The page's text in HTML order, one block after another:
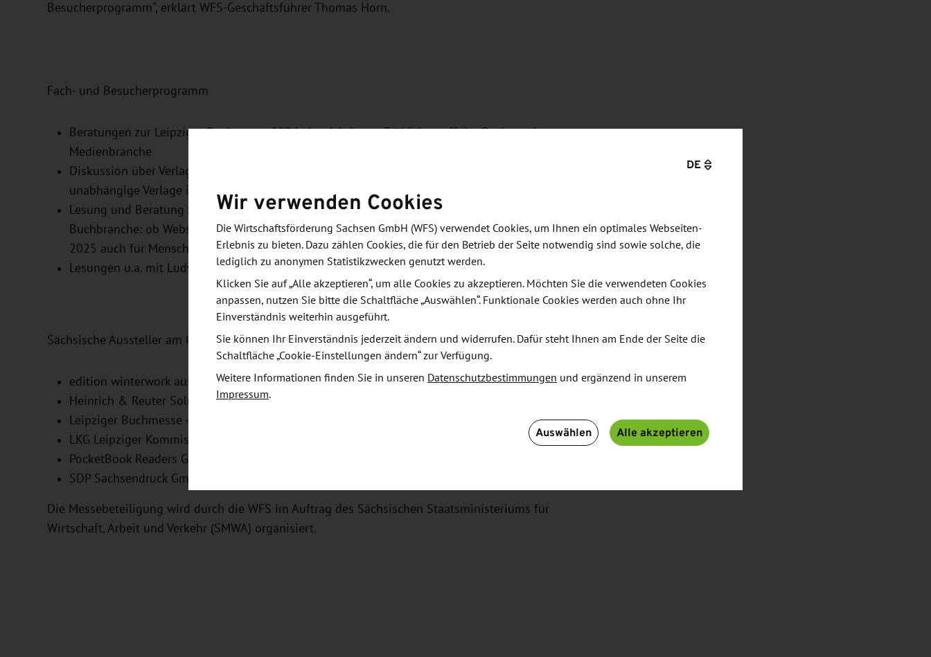
Besucherprogramm", erklärt WFS-Geschäftsführer Thomas Horn.
Fach- und Besucherprogramm
Beratungen zur Leipziger Buchmesse 2024 als wichtigster Frühjahrstreff der Buch- und
Medienbranche
Diskussion über Verlagskooperationen in herausfordernden Zeiten – mehr Sichtbarkeit für kleine,
unabhängige Verlage im Buchhandel
Lesung und Beratung zu besonderen Herausforderungen der digitalen Barrierefreiheit in der
Buchbranche: ob Webseite, Hörbuch, E-Book oder PDF – jedes moderne Digital-Format muss ab
2025 auch für Menschen mit Behinderungen barrierefrei nutzbar sein.
Lesungen u.a. mit Ludwig Frank, Laura Vinogradova, Daniel Fassbender und Riccarda Gleichauf
Sächsische Aussteller am Gemeinschaftsstand
edition winterwork aus Borsdorf,
Heinrich & Reuter Solutions GmbH aus Dresden,
Leipziger Buchmesse - Leipziger Messe GmbH,
LKG Leipziger Kommissions- und Großbuchhandelsgesellschaft mbH aus Rötha,
PocketBook Readers GmbH aus Radebeul und
SDP Sachsendruck GmbH aus Plauen.
Die Messebeteiligung wird durch die WFS im Auftrag des Sächsischen Staatsministeriums für
Wirtschaft, Arbeit und Verkehr (SMWA) organisiert.
DE
Wir verwenden Cookies
Die Wirtschaftsförderung Sachsen GmbH (WFS) verwendet Cookies, um Ihnen ein optimales Webseiten-
Erlebnis zu bieten. Dazu zählen Cookies, die für den Betrieb der Seite notwendig sind sowie solche, die
lediglich zu anonymen Statistikzwecken genutzt werden.
Klicken Sie auf „Alle akzeptieren“, um alle Cookies zu akzeptieren. Möchten Sie die verwendeten Cookies
anpassen, nutzen Sie bitte die Schaltfläche „Auswählen“. Funktionale Cookies werden auch ohne Ihr
Einverständnis weiterhin ausgeführt.
Sie können Ihr Einverständnis jederzeit ändern und widerrufen. Dafür steht Ihnen am Ende der Seite die
Schaltfläche „Cookie-Einstellungen ändern“ zur Verfügung.
Weitere Informationen finden Sie in unseren Datenschutzbestimmungen und ergänzend in unserem
Impressum.
Auswählen Alle akzeptieren